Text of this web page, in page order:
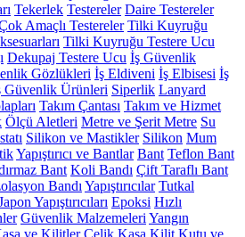
Tekerlek Testereler Daire Testereler
Amaçlı Testereler Tilki Kuyruğu
Tilki Kuyruğu Testere Ucu
Dekupaj Testere Ucu İş Güvenlik
Gözlükleri İş Eldiveni İş Elbisesi İş
Güvenlik Ürünleri Siperlik Lanyard
Takım Çantası Takım ve Hizmet
Ölçü Aletleri Metre ve Şerit Metre Su
Silikon ve Mastikler Silikon Mum
Yapıştırıcı ve Bantlar Bant Teflon Bant
Bant Koli Bandı Çift Taraflı Bant
Bandı Yapıştırıcılar Tutkal
Yapıştırıcıları Epoksi Hızlı
Güvenlik Malzemeleri Yangın
ve Kilitler Çelik Kasa Kilit Kutu ve